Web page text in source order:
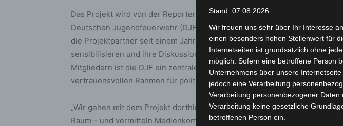
Das Projekt wird von der Reporterfabrik von CORRECTIV in enger
Deutschen Jugendfeuerwehr (DJF) umgesetzt. An bundesweit sechs
die Projektpartner seit einem Jahr gemeinsam daran, Jugendliche für
sensibilisieren und ihre Diskussions- sowie Quellenkompetenz zu
Mitgliedern ist die DJF ein zentraler Akteur der außerschulischen
vertrauensvollen Rahmen für politische Bildung.
„Wir gehen mit dem Projekt dorthin, wo Jugendliche heute unterwegs
Raum – und vermitteln Medienkompetenz auf Augenhöhe“, betont Christian
Stand: 07.08.2026
Wir freuen uns sehr über Ihr Interesse
einen besonders hohen Stellenwert für
Internetseiten ist grundsätzlich ohne
möglich. Sofern eine betroffene Person
Unternehmens über unsere
jedoch eine Verarbeitung
Verarbeitung personenbezogener
Verarbeitung keine gesetzliche
betroffenen Person ein.